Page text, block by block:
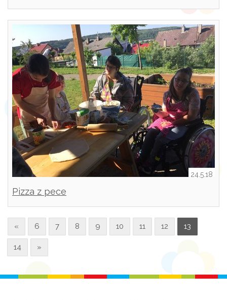
24.5.18
Pizza z pece
« 6 7 8 9 10 11 12 13
14 »